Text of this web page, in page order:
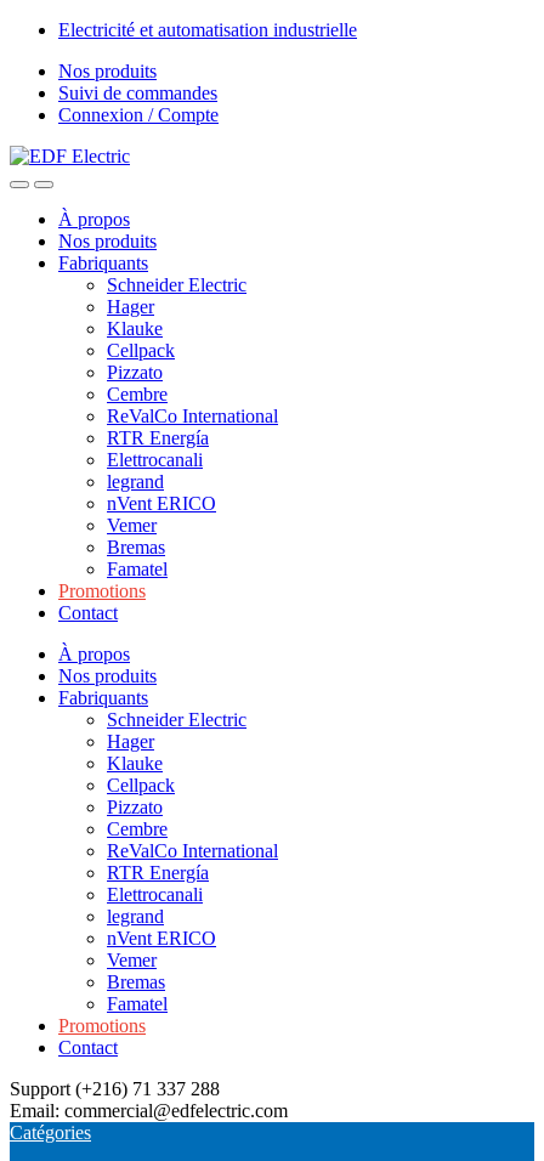
Skip
navigation
Skip
content
Electricité et automatisation industrielle
Nos produits
Suivi de commandes
Connexion / Compte
À propos
Nos produits
Fabriquants
Schneider Electric
Hager
Klauke
Cellpack
Pizzato
Cembre
ReValCo International
RTR Energía
Elettrocanali
legrand
nVent ERICO
Vemer
Bremas
Famatel
Promotions
Contact
À propos
Nos produits
Fabriquants
Schneider Electric
Hager
Klauke
Cellpack
Pizzato
Cembre
ReValCo International
RTR Energía
Elettrocanali
legrand
nVent ERICO
Vemer
Bremas
Famatel
Promotions
Contact
Support (+216) 71 337 288
Email: commercial@edfelectric.com
Catégories